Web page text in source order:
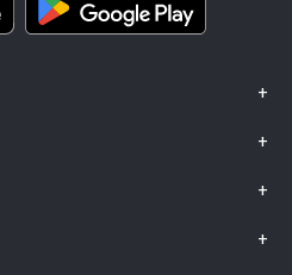
+
+
+
+